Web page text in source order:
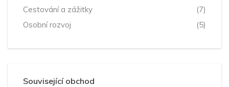
Cestování a zážitky
(7)
Osobní rozvoj
(5)
Související obchod